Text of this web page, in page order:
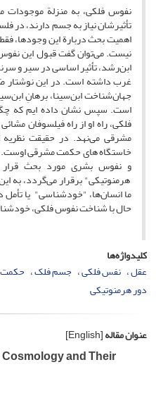
نفوس فلکی، به منزلة
تأثیرشان نیاز به جسم دارند، در
اهمیت بحث دربارة این وجودها،
نیست. می‌توان گفت قبول این
ابن‌رشد، تأثیر اساسی در سیر و
غرب داشته است. در این نوشتار
جهان‌شناخت ابن‌سینا، برهانِ
است. سپس نشان داده ایم که
فلکی، راه او از راه فیلسوفان
مشرقی می‌نهد. در حقیقت نظریه
خاستگاه های حکمت مشرقی اوست.
و نفوس بشری مورد بحث قرار
هرمنوتیکی" برقرار می‌گردد، به
ما انسان‌ها، "خودشناسی" یا
حال با شناخت نفوس فلکی،
کلیدواژه‌ها
عقل نفس فلکی جسم فلک
دور هرمنوتیکی
عنوان مقاله[English]
and Their